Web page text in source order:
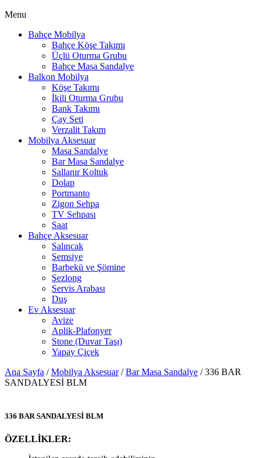
Menu
Bahçe Mobilya
Bahçe Köşe Takımı
Üçlü Oturma Grubu
Bahçe Masa Sandalye
Balkon Mobilya
Köşe Takımı
İkili Oturma Grubu
Bank Takımı
Çay Seti
Verzalit Takım
Mobilya Aksesuar
Masa Sandalye
Bar Masa Sandalye
Sallanır Koltuk
Dolap
Portmanto
Zigon Sehpa
TV Sehpası
Saat
Bahçe Aksesuar
Salıncak
Şemsiye
Barbekü ve Şömine
Şezlong
Servis Arabası
Duş
Ev Aksesuar
Avize
Aplik-Plafonyer
Stone (Duvar Taşı)
Yapay Çiçek
Ana Sayfa /Mobilya Aksesuar/Bar Masa Sandalye / 336 BAR
SANDALYESİ BLM
336 BAR SANDALYESİ BLM
ÖZELLİKLER: